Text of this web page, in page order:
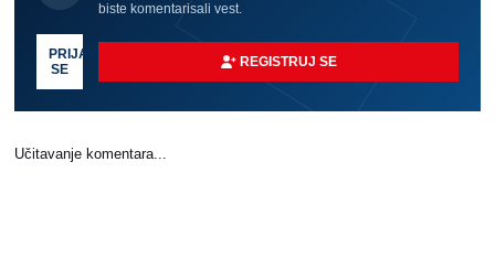
biste komentarisali vest.
PRIJAVI
SE
REGISTRUJ SE
Učitavanje komentara...